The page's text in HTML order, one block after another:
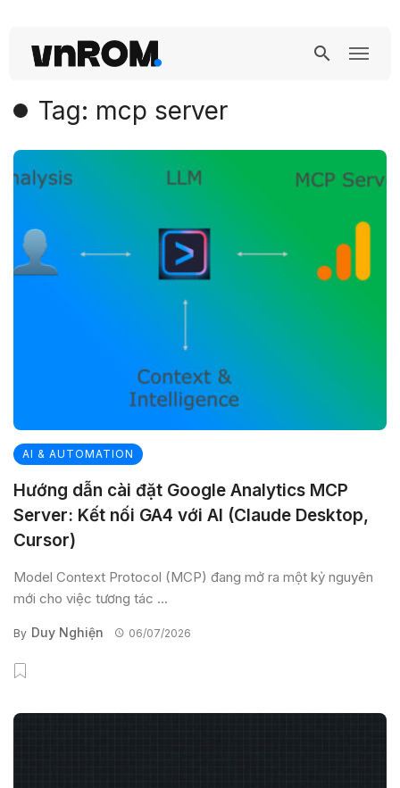
Tag: mcp server
AI & AUTOMATION
Hướng dẫn cài đặt Google Analytics MCP
Server: Kết nối GA4 với AI (Claude Desktop,
Cursor)
Model Context Protocol (MCP) đang mở ra một kỷ nguyên
mới cho việc tương tác ...
By Duy Nghiện 06/07/2026